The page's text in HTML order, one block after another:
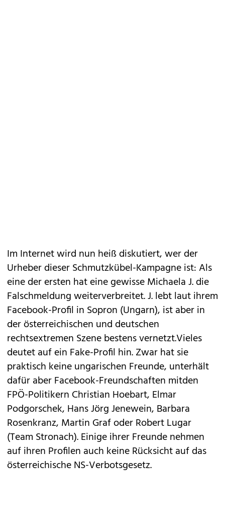
Im Internet wird nun heiß diskutiert, wer der
Urheber dieser Schmutzkübel-Kampagne ist: Als
eine der ersten hat eine gewisse Michaela J. die
Falschmeldung weiterverbreitet. J. lebt laut ihrem
Facebook-Profil in Sopron (Ungarn), ist aber in
der österreichischen und deutschen
rechtsextremen Szene bestens vernetzt.Vieles
deutet auf ein Fake-Profil hin. Zwar hat sie
praktisch keine ungarischen Freunde, unterhält
dafür aber Facebook-Freundschaften mitden
FPÖ-Politikern Christian Hoebart, Elmar
Podgorschek, Hans Jörg Jenewein, Barbara
Rosenkranz, Martin Graf oder Robert Lugar
(Team Stronach). Einige ihrer Freunde nehmen
auf ihren Profilen auch keine Rücksicht auf das
österreichische NS-Verbotsgesetz.